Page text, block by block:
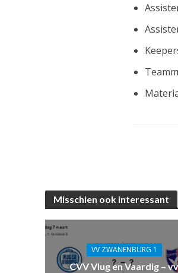
Misschien ook interessant
VV ZWANENBURG 1
CVV Vlug en Vaardig –